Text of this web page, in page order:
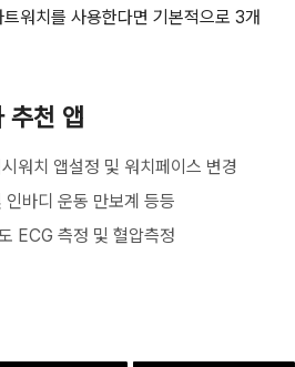
워치를 사용한다면 기본적으로 3개
추천 앱
워치 앱설정 및 워치페이스 변경
바디 운동 만보계 등등
ECG 측정 및 혈압측정